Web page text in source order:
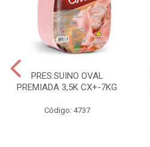
PRES.SUINO OVAL
PREMIADA 3,5K CX+-7KG
Código: 4737